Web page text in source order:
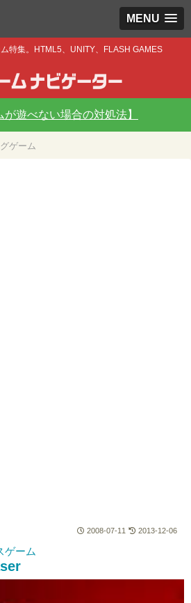
MENU
特集。HTML5、UNITY、FLASH GAMES
が遊べない場合の対処法】
ゲーム
2008-07-11 2013-12-06
ゲーム